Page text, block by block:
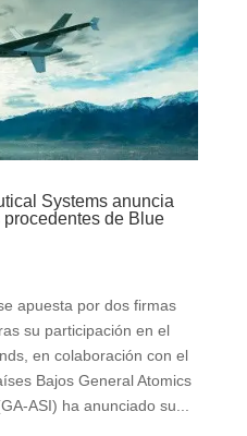
Systems anuncia
de Blue
apuesta por dos firmas
su participación en el
en colaboración con el
Bajos General Atomics
ASI) ha anunciado su...